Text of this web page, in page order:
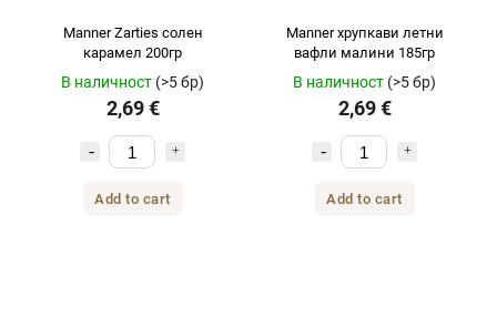
Manner Zarties солен
карамел 200гр
В наличност (>5 бр)
2,69 €
Add to cart
Manner хрупкави летни
вафли малини 185гр
В наличност (>5 бр)
2,69 €
Add to cart